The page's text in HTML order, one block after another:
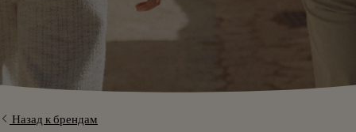
Назад к брендам